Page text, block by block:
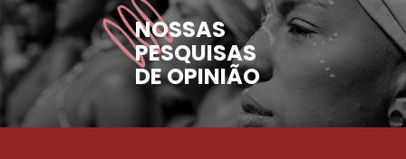
NOSSAS
PESQUISAS
DE OPINIÃO